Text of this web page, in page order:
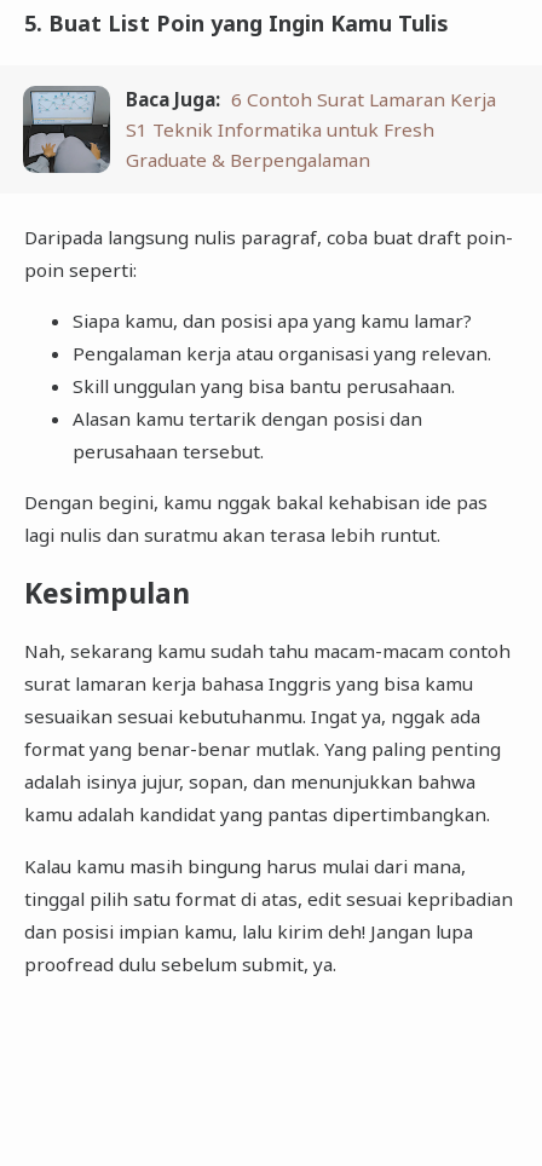
5. Buat List Poin yang Ingin Kamu Tulis
Baca Juga: 6 Contoh Surat Lamaran Kerja
S1 Teknik Informatika untuk Fresh
Graduate & Berpengalaman
Daripada langsung nulis paragraf, coba buat draft poin-
poin seperti:
Siapa kamu, dan posisi apa yang kamu lamar?
Pengalaman kerja atau organisasi yang relevan.
Skill unggulan yang bisa bantu perusahaan.
Alasan kamu tertarik dengan posisi dan
perusahaan tersebut.
Dengan begini, kamu nggak bakal kehabisan ide pas
lagi nulis dan suratmu akan terasa lebih runtut.
Kesimpulan
Nah, sekarang kamu sudah tahu macam-macam contoh
surat lamaran kerja bahasa Inggris yang bisa kamu
sesuaikan sesuai kebutuhanmu. Ingat ya, nggak ada
format yang benar-benar mutlak. Yang paling penting
adalah isinya jujur, sopan, dan menunjukkan bahwa
kamu adalah kandidat yang pantas dipertimbangkan.
Kalau kamu masih bingung harus mulai dari mana,
tinggal pilih satu format di atas, edit sesuai kepribadian
dan posisi impian kamu, lalu kirim deh! Jangan lupa
proofread dulu sebelum submit, ya.